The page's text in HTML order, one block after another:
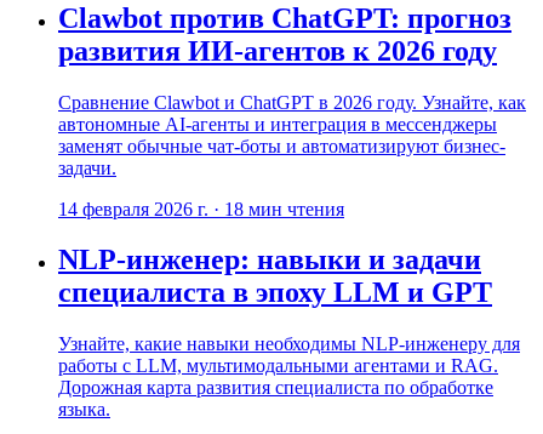
Clawbot против ChatGPT: прогноз
развития ИИ-агентов к 2026 году
Сравнение Clawbot и ChatGPT в 2026 году. Узнайте, как
автономные AI-агенты и интеграция в мессенджеры
заменят обычные чат-боты и автоматизируют бизнес-
задачи.
14 февраля 2026 г. · 18 мин чтения
NLP-инженер: навыки и задачи
специалиста в эпоху LLM и GPT
Узнайте, какие навыки необходимы NLP-инженеру для
работы с LLM, мультимодальными агентами и RAG.
Дорожная карта развития специалиста по обработке
языка.